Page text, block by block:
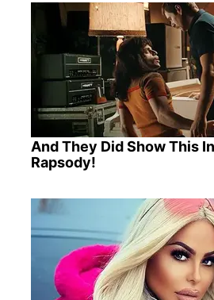
And They Did Show This
Rapsody!